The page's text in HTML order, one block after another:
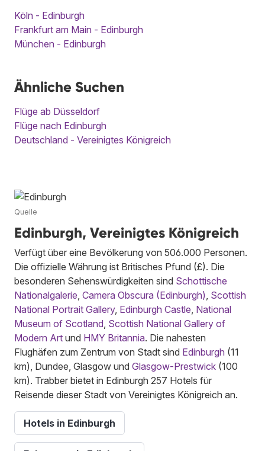
Köln - Edinburgh
Frankfurt am Main - Edinburgh
München - Edinburgh
Ähnliche Suchen
Flüge ab Düsseldorf
Flüge nach Edinburgh
Deutschland - Vereinigtes Königreich
Quelle
Edinburgh, Vereinigtes Königreich
Verfügt über eine Bevölkerung von 506.000 Personen.
Die offizielle Währung ist Britisches Pfund (£). Die
besonderen Sehenswürdigkeiten sind Schottische
Nationalgalerie Camera Obscura (Edinburgh) Scottish
National Portrait Gallery, Edinburgh Castle National
Museum of Scotland Scottish National Gallery of
Modern Art und HMY Britannia. Die nahesten
Flughäfen zum Zentrum von Stadt sind Edinburgh (11
km), Dundee, Glasgow und Glasgow-Prestwick (100
km). Trabber bietet in Edinburgh 257 Hotels für
Reisende dieser Stadt von Vereinigtes Königreich an.
Hotels in Edinburgh